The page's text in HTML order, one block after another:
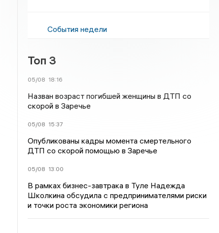
События недели
Топ 3
05/08 18:16
Назван возраст погибшей женщины в ДТП со
скорой в Заречье
05/08 15:37
Опубликованы кадры момента смертельного
ДТП со скорой помощью в Заречье
05/08 13:00
В рамках бизнес-завтрака в Туле Надежда
Школкина обсудила с предпринимателями риски
и точки роста экономики региона